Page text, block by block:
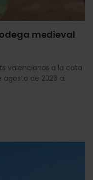
medieval
valencianos a la cata
agosto de 2026 al